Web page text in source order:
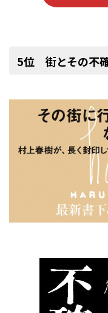
5位 街とその不確